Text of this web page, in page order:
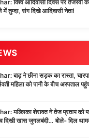
विश्व आदिवासी दिवस पर तेजस्वी
में तुम्दा, संग दिखे आदिवासी नेता!
बाढ़ ने छीना सड़क का रास्ता,
महिला को पानी के बीच अस्पताल
मल्लिका शेरावत ने तेज प्रताप को
दिखी खास जुगलबंदी… बोले- दिल